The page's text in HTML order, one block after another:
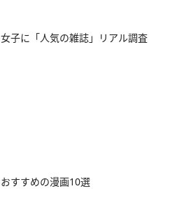
子に「人気の雑誌」リアル調査
すすめの漫画10選